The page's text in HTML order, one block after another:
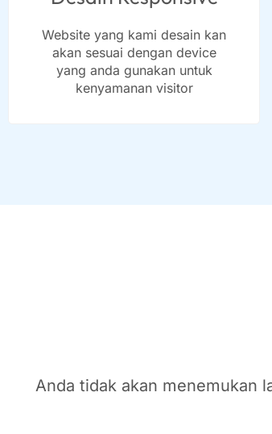
Website yang kami desain kan
akan sesuai dengan device
yang anda gunakan untuk
kenyamanan visitor
Anda tidak akan menemukan